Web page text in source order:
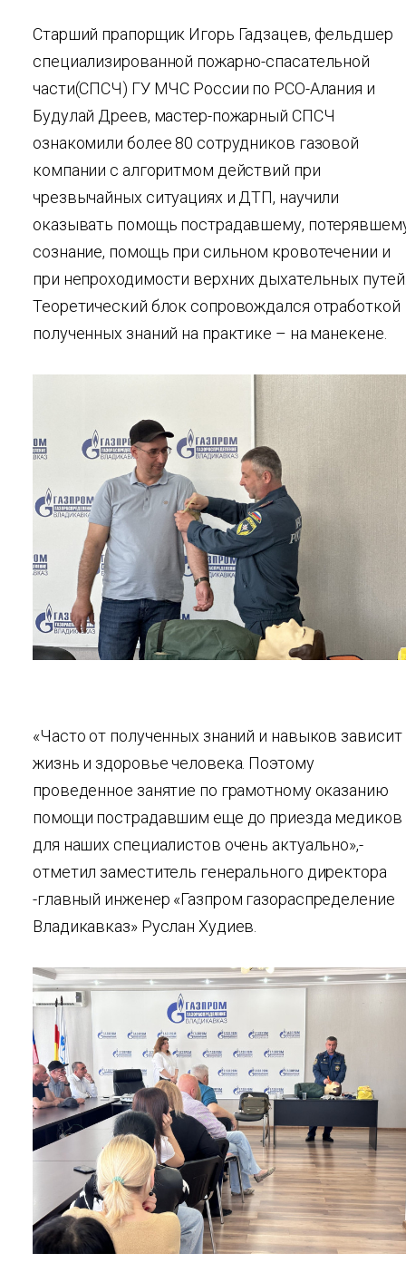
Старший прапорщик Игорь Гадзацев, фельдшер
специализированной пожарно-спасательной
части(СПСЧ) ГУ МЧС России по РСО-Алания и
Будулай Дреев, мастер-пожарный СПСЧ
ознакомили более 80 сотрудников газовой
компании с алгоритмом действий при
чрезвычайных ситуациях и ДТП, научили
оказывать помощь пострадавшему,
сознание, помощь при сильном кровотечении и
при непроходимости верхних дыхательных
Теоретический блок сопровождался отработкой
полученных знаний на практике – на манекене.
«Часто от полученных знаний и навыков зависит
жизнь и здоровье человека. Поэтому
проведенное занятие по грамотному оказанию
помощи пострадавшим еще до приезда медиков
для наших специалистов очень актуально»,-
отметил заместитель генерального директора
-главный инженер «Газпром газораспределение
Владикавказ» Руслан Худиев.